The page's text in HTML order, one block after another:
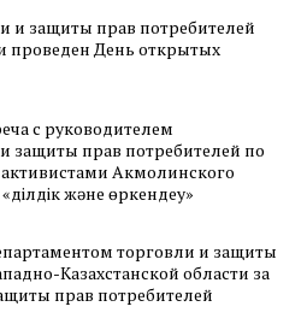
и защиты прав потребителей
проведен День открытых
с руководителем
защиты прав потребителей по
Акмолинского
және өркендеу»
торговли и защиты
Казахстанской области за
прав потребителей